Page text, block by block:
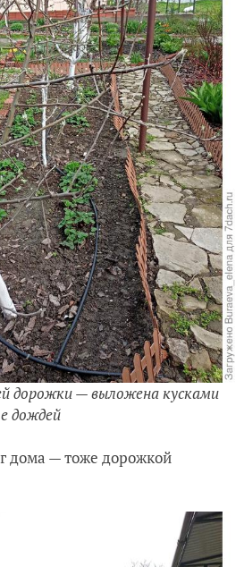
дорожки — выложена кусками
дождей
дома — тоже дорожкой